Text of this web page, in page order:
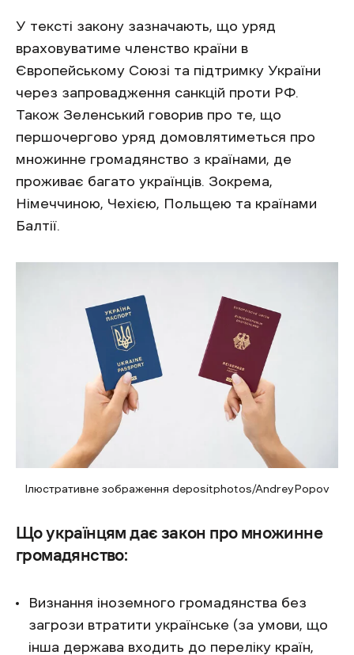
У тексті закону зазначають, що уряд
враховуватиме членство країни в
Європейському Союзі та підтримку України
через запровадження санкцій проти РФ.
Також Зеленський говорив про те, що
першочергово уряд домовлятиметься про
множинне громадянство з країнами, де
проживає багато українців. Зокрема,
Німеччиною, Чехією, Польщею та країнами
Балтії.
Ілюстративне зображення depositphotos/AndreyPopov
Що українцям дає закон про множинне
громадянство:
Визнання іноземного громадянства без
загрози втратити українське (за умови, що
інша держава входить до переліку країн,